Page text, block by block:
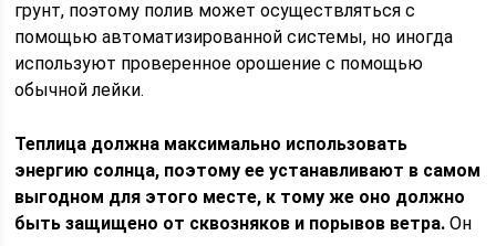
грунт, поэтому полив может осуществляться с
помощью автоматизированной системы, но иногда
используют проверенное орошение с помощью
обычной лейки.
Теплица должна максимально использовать
энергию солнца, поэтому ее устанавливают в самом
выгодном для этого месте, к тому же оно должно
быть защищено от сквозняков и порывов ветра. Он